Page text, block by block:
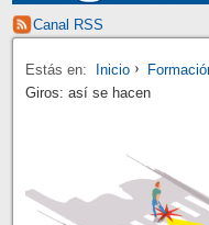
Canal RSS
Estás en: Inicio
Giros: así se hacen